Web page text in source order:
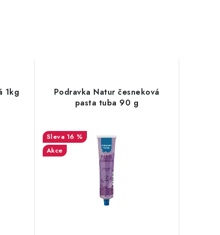
1kg
Podravka Natur česneková
pasta tuba 90 g
16 %
Akce